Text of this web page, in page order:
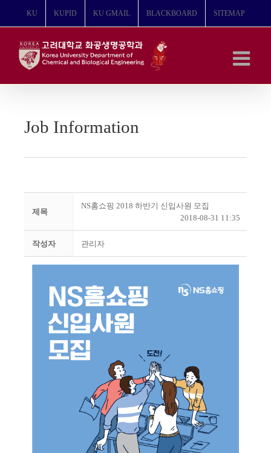
뛰
KU KUPID KU GMAIL BLACKBOARD SITEMAP
Job Information
제목
NS홈쇼핑 2018 하반기 신입사원 모집
2018-08-31 11:35
작성자 관리자